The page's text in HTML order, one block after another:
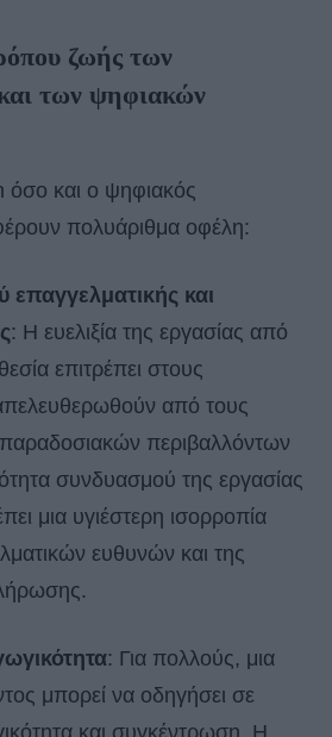
ζωής των
των ψηφιακών
και ο ψηφιακός
πολυάριθμα οφέλη:
επαγγελματικής και
: Η ευελιξία της εργασίας από
επιτρέπει στους
από τους
περιβαλλόντων
συνδυασμού της εργασίας
μια υγιέστερη ισορροπία
ευθυνών και της
: Για πολλούς, μια
μπορεί να οδηγήσει σε